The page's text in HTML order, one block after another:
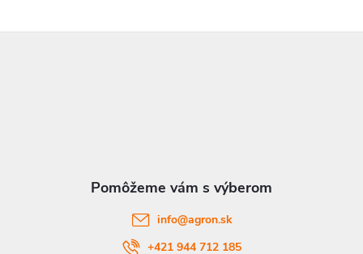
info@agron.sk
+421 944 712 185